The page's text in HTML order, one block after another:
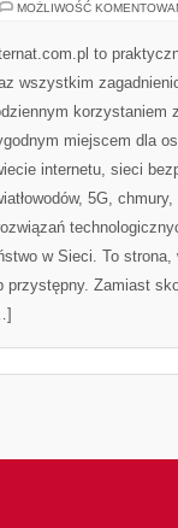
MOŻLIWOŚĆ
to
wszystkim
korzystaniem
miejscem dla
internetu, sieci
5G,
w Sieci. To
przystępny. Zamiast